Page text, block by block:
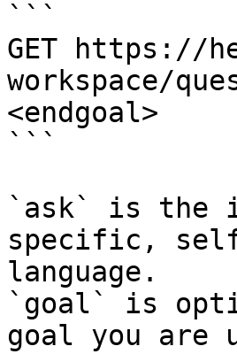
```
GET https://
workspace/
<endgoal>
```
`ask` is the
specific,
language.
`goal` is
goal you are